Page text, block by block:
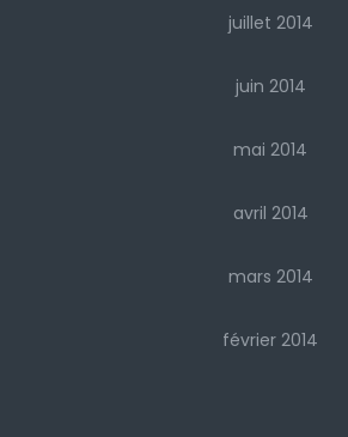
juillet 2014
juin 2014
mai 2014
avril 2014
mars 2014
février 2014